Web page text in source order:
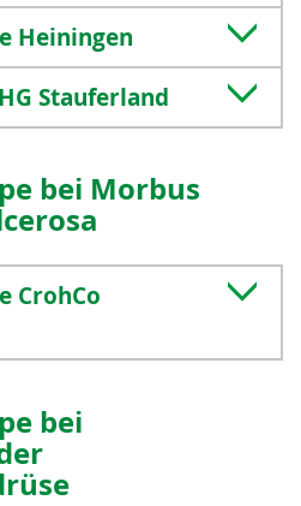
Heiningen
Stauferland
bei Morbus
CrohCo
bei